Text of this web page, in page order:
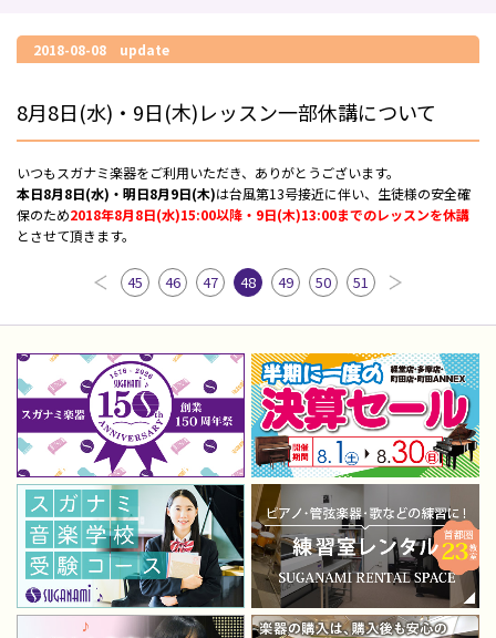
2018-08-08 update
8月8日(水)・9日(木)レッスン一部休講について
いつもスガナミ楽器をご利用いただき、ありがとうございます。
本日8月8日(水)・明日8月9日(木)は台風第13号接近に伴い、生徒様の安全確
保のため2018年8月8日(水)15:00以降・9日(木)13:00までのレッスンを休講
とさせて頂きます。
45 46 47 48 49 50 51